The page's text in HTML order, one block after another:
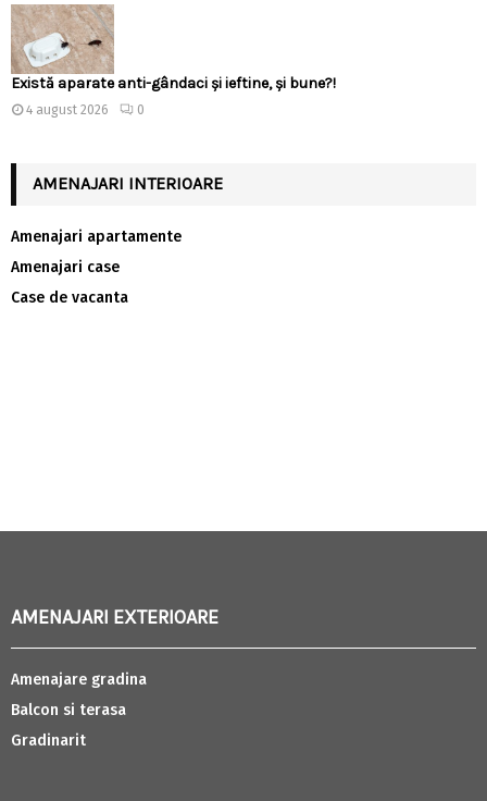
Există aparate anti-gândaci și ieftine, și bune?!
4 august 2026 0
AMENAJARI INTERIOARE
Amenajari apartamente
Amenajari case
Case de vacanta
AMENAJARI EXTERIOARE
Amenajare gradina
Balcon si terasa
Gradinarit